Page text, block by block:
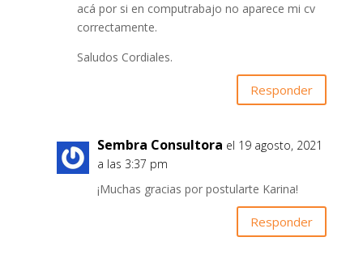
acá por si en computrabajo no aparece mi cv
correctamente.
Saludos Cordiales.
Responder
Sembra Consultora el 19 agosto, 2021
a las 3:37 pm
¡Muchas gracias por postularte Karina!
Responder